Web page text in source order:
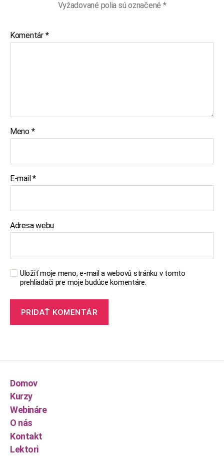
Vyžadované polia sú označené *
Komentár *
Meno *
E-mail*
Adresa webu
Uložiť moje meno, e-mail a webovú stránku v tomto
prehliadači pre moje budúce komentáre.
Domov
Kurzy
Webináre
O nás
Kontakt
Lektori